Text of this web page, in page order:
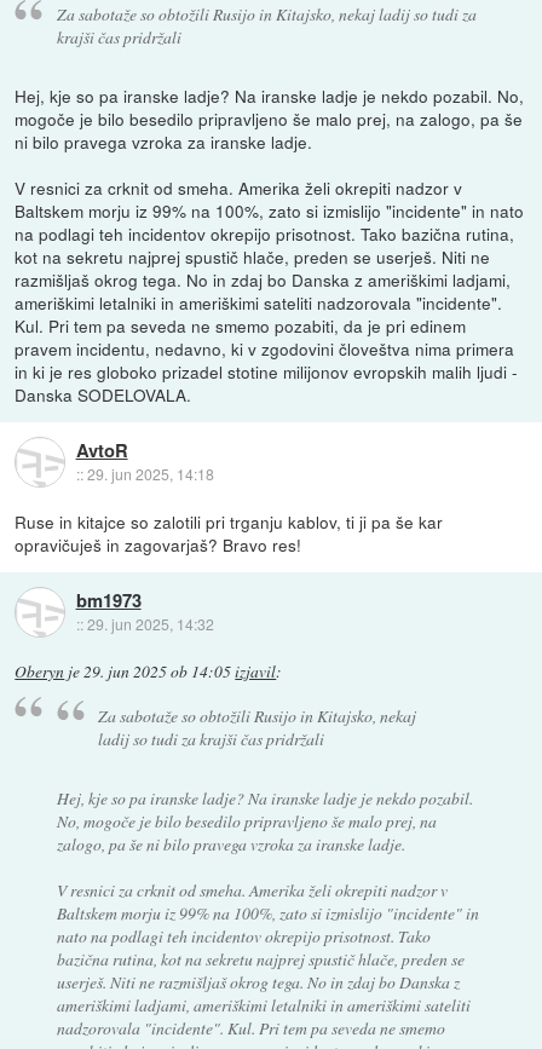
Za sabotaže so obtožili Rusijo in Kitajsko, nekaj ladij so tudi za
krajši čas pridržali
Hej, kje so pa iranske ladje? Na iranske ladje je nekdo pozabil. No,
mogoče je bilo besedilo pripravljeno še malo prej, na zalogo, pa še
ni bilo pravega vzroka za iranske ladje.
V resnici za crknit od smeha. Amerika želi okrepiti nadzor v
Baltskem morju iz 99% na 100%, zato si izmislijo "incidente" in nato
na podlagi teh incidentov okrepijo prisotnost. Tako bazična rutina,
kot na sekretu najprej spustič hlače, preden se userješ. Niti ne
razmišljaš okrog tega. No in zdaj bo Danska z ameriškimi ladjami,
ameriškimi letalniki in ameriškimi sateliti nadzorovala "incidente".
Kul. Pri tem pa seveda ne smemo pozabiti, da je pri edinem
pravem incidentu, nedavno, ki v zgodovini človeštva nima primera
in ki je res globoko prizadel stotine milijonov evropskih malih ljudi -
Danska SODELOVALA.
AvtoR
::29. jun 2025, 14:18
Ruse in kitajce so zalotili pri trganju kablov, ti ji pa še kar
opravičuješ in zagovarjaš? Bravo res!
bm1973
::29. jun 2025, 14:32
Oberyn je29. jun 2025 ob 14:05izjavil:
Za sabotaže so obtožili Rusijo in Kitajsko, nekaj
ladij so tudi za krajši čas pridržali
Hej, kje so pa iranske ladje? Na iranske ladje je nekdo pozabil.
No, mogoče je bilo besedilo pripravljeno še malo prej, na
zalogo, pa še ni bilo pravega vzroka za iranske ladje.
V resnici za crknit od smeha. Amerika želi okrepiti nadzor v
Baltskem morju iz 99% na 100%, zato si izmislijo "incidente" in
nato na podlagi teh incidentov okrepijo prisotnost. Tako
bazična rutina, kot na sekretu najprej spustič hlače, preden se
userješ. Niti ne razmišljaš okrog tega. No in zdaj bo Danska z
ameriškimi ladjami, ameriškimi letalniki in ameriškimi sateliti
nadzorovala "incidente". Kul. Pri tem pa seveda ne smemo